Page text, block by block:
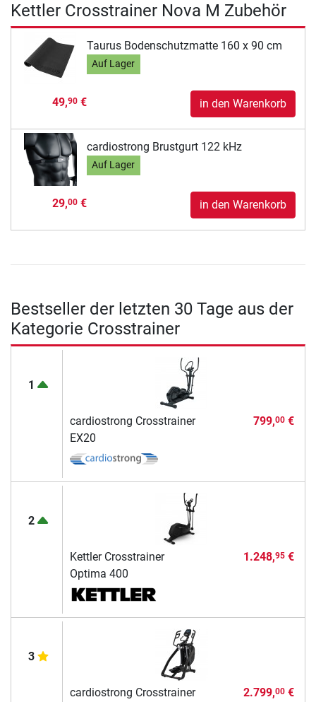
Kettler Crosstrainer Nova M Zubehör
Taurus Bodenschutzmatte 160 x 90 cm
Auf Lager
49,90€ in den Warenkorb
cardiostrong Brustgurt 122 kHz
Auf Lager
29,00€ in den Warenkorb
Bestseller der letzten 30 Tage aus der
Kategorie Crosstrainer
1
cardiostrong Crosstrainer
EX20
799,00€
2
Kettler Crosstrainer
Optima 400
1.248,95€
3
cardiostrong Crosstrainer
2.799,00€